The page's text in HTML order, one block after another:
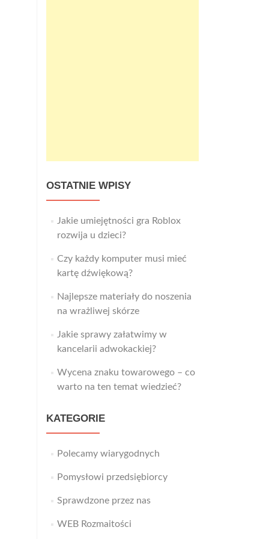
OSTATNIE WPISY
Jakie umiejętności gra Roblox
rozwija u dzieci?
Czy każdy komputer musi mieć
kartę dźwiękową?
Najlepsze materiały do noszenia
na wrażliwej skórze
Jakie sprawy załatwimy w
kancelarii adwokackiej?
Wycena znaku towarowego – co
warto na ten temat wiedzieć?
KATEGORIE
Polecamy wiarygodnych
Pomysłowi przedsiębiorcy
Sprawdzone przez nas
WEB Rozmaitości